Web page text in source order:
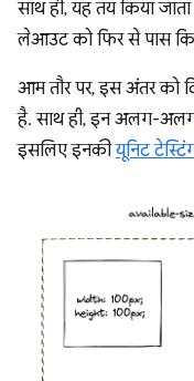
साथ ही, यह तय किया
लेआउट को फिर से पास
आम तौर पर, इस अंतर को
है. साथ ही, इन अलग-
इसलिए इनकीयूनिट